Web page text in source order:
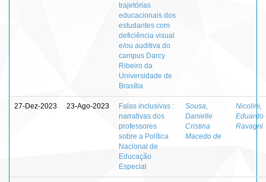
trajetórias
educacionais dos
estudantes com
deficiência visual
e/ou auditiva do
campus Darcy
Ribeiro da
Universidade de
Brasília
27-Dez-2023 23-Ago-2023
Falas inclusivas :
narrativas dos
professores
sobre a Política
Nacional de
Educação
Especial
Sousa,
Danielle
Cristina
Macedo de
Nicolini,
Eduardo
Ravagni